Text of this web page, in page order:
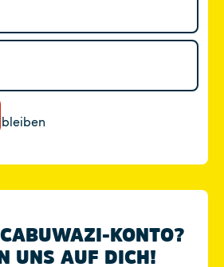
KONTO?
UNS AUF DICH!